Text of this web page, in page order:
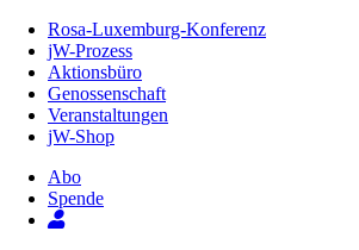
Inhalt
Seite
Rosa-Luxemburg-Konferenz
jW-Prozess
Aktionsbüro
Genossenschaft
Veranstaltungen
jW-Shop
Abo
Spende